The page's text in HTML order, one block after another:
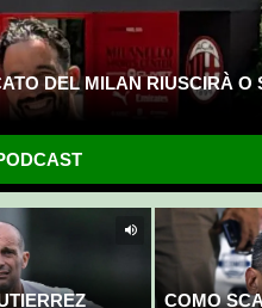
DEL MILAN RIUSCIRÀ O
COMO